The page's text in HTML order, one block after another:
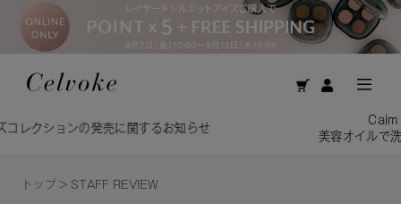
売に関するお知らせ
Calm Brightening
美容オイルで洗う贅沢。揺るが
トップ > STAFF REVIEW